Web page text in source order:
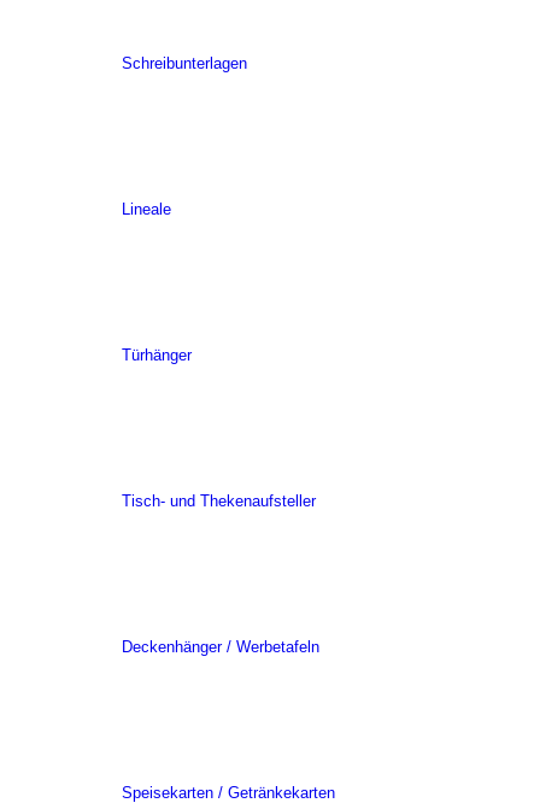
Schreibunterlagen
Lineale
Türhänger
Tisch- und Thekenaufsteller
Deckenhänger / Werbetafeln
Speisekarten / Getränkekarten